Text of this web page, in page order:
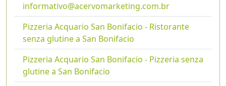
informativo@acervomarketing.com.br
Pizzeria Acquario San Bonifacio - Ristorante
senza glutine a San Bonifacio
Pizzeria Acquario San Bonifacio - Pizzeria senza
glutine a San Bonifacio